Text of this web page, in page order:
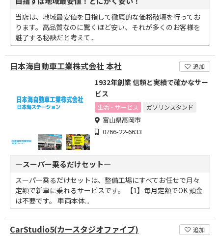
当店は、地域最安値を目指して徹底的な価格破壊を行ってお
ります。高品質なのに驚くほど安い、それが多くのお客様を
魅了する秘訣だと考えて...
日本海自動車工業株式会社 本社 追加
1932年創業 信頼と実績で確かなサー
ビス
生活・サービス ガソリンスタンド
富山県高岡市
0766-22-6633
―スーパー乗るだけセット―
スーパー乗るだけセットは、整備工場にすべてお任せで月々
定額で新車に乗れるサービスです。 【1】毎月定額でOK 頭金
は不要です。 車両本体...
CarStudio5(カースタジオファイブ) 追加